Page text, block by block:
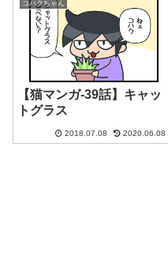
コハクちゃん
【猫マンガ-39話】キャッ
トグラス
2018.07.08 2020.06.08